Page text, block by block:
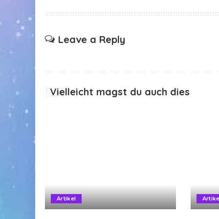
Leave a Reply
Vielleicht magst du auch dies
Artikel